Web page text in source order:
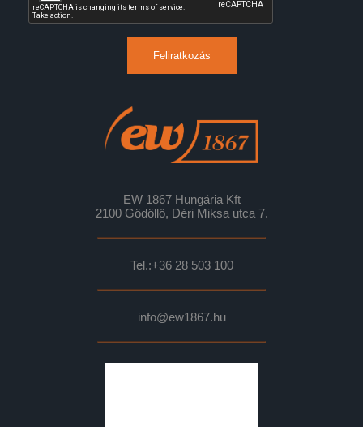
Feliratkozás
EW 1867 Hungária Kft
2100 Gödöllő, Déri Miksa utca 7.
Tel.:+36 28 503 100
info@ew1867.hu